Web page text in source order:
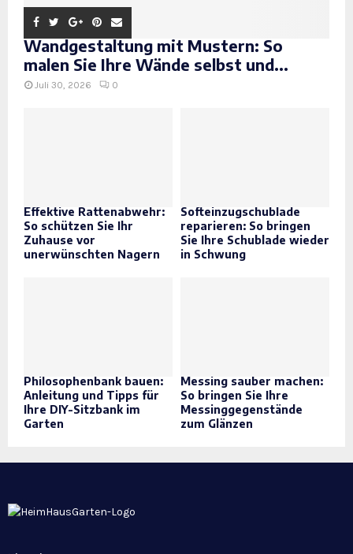
Wandgestaltung mit Mustern: So
malen Sie Ihre Wände selbst und...
Juli 30, 2026 0
Effektive Rattenabwehr:
So schützen Sie Ihr
Zuhause vor
unerwünschten Nagern
Softeinzugschublade
reparieren: So bringen
Sie Ihre Schublade wieder
in Schwung
Philosophenbank bauen:
Anleitung und Tipps für
Ihre DIY-Sitzbank im
Garten
Messing sauber machen:
So bringen Sie Ihre
Messinggegenstände
zum Glänzen